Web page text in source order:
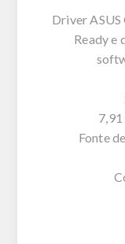
Driver
Ready e
Fonte